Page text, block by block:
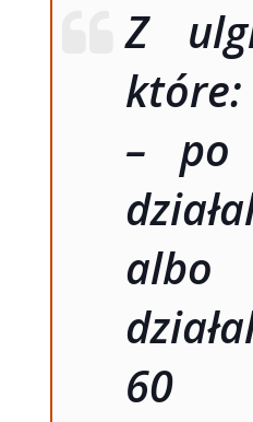
Z
które:
– po
60